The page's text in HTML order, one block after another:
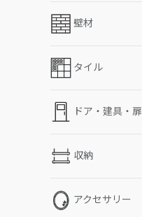
壁材
タイル
ドア・建具・扉
収納
アクセサリー